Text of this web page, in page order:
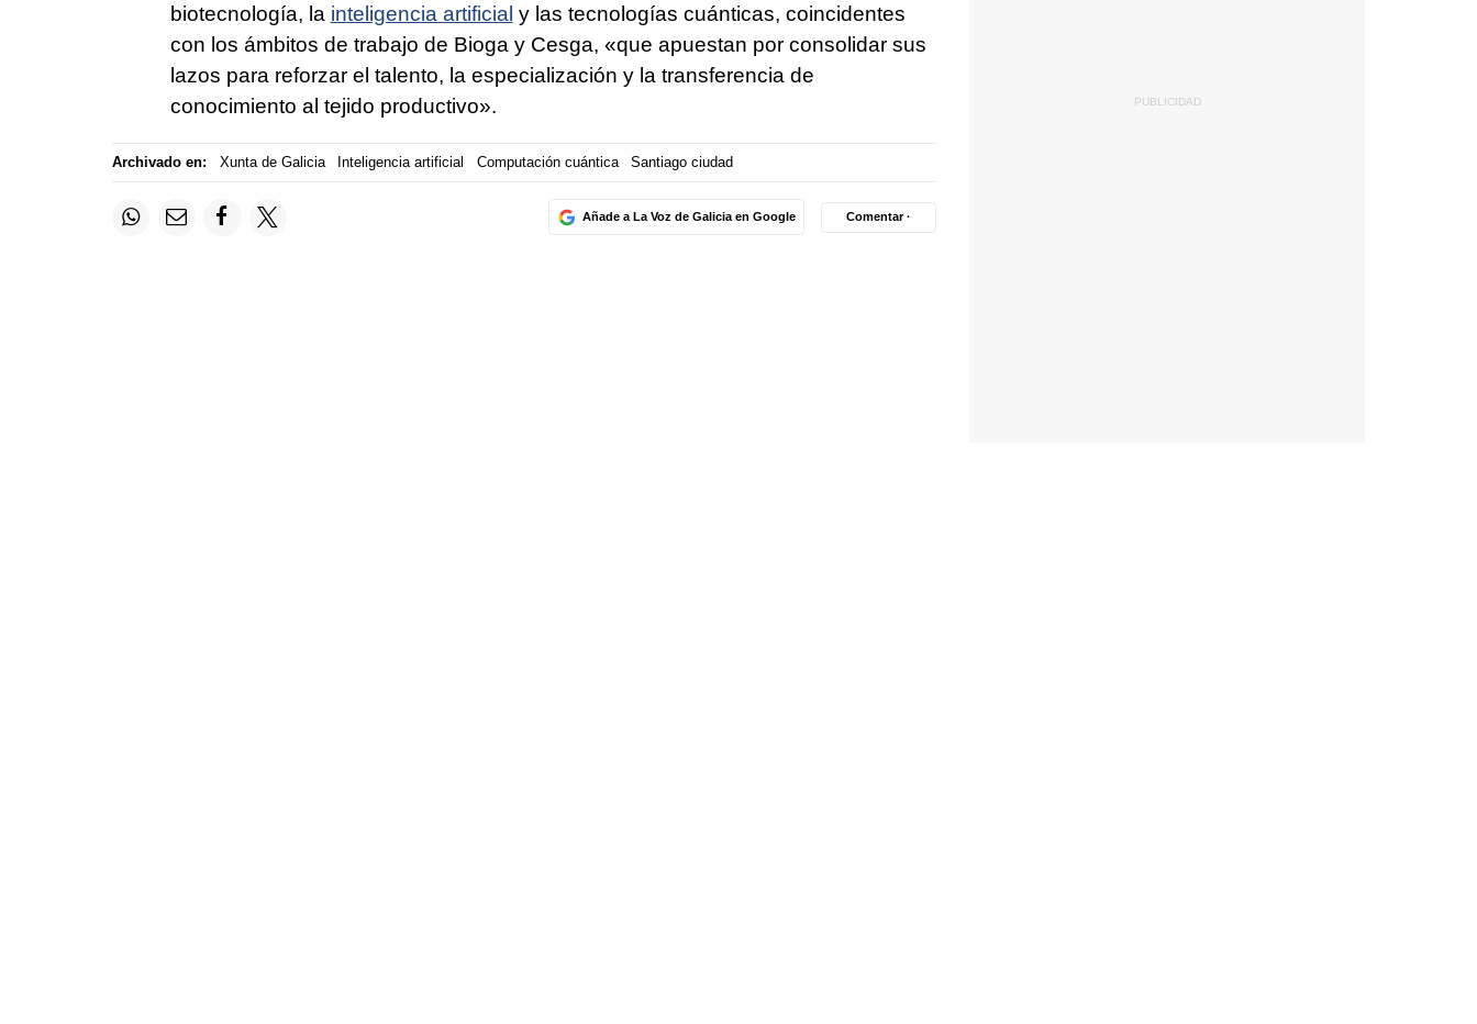
biotecnología, la inteligencia artificial y las tecnologías cuánticas, coincidentes
con los ámbitos de trabajo de Bioga y Cesga, «que apuestan por consolidar sus
lazos para reforzar el talento, la especialización y la transferencia de
conocimiento al tejido productivo».
Archivado en: Xunta de Galicia Inteligencia artificial Computación cuántica Santiago ciudad
Añade a La Voz de Galicia en Google Comentar ·